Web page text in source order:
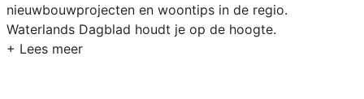
nieuwbouwprojecten en woontips in de regio.
Waterlands Dagblad houdt je op de hoogte.